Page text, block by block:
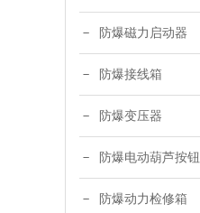
防爆磁力启动器
防爆接线箱
防爆变压器
防爆电动葫芦按钮
防爆动力检修箱